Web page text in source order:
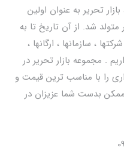
، بازار تحریر به عنوان اولین
شد. از آن تاریخ تا به
، سازمانها ، ارگانها ،
. مجموعه بازار تحریر در
را با مناسب ترین قیمت و
بدست شما عزیزان در